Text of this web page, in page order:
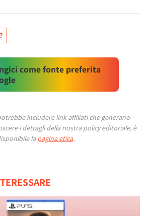
come fonte preferita
includere link affiliati che generano
i dettagli della nostra policy editoriale, è
la pagina etica.